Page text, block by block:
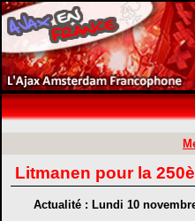
Litmanen pour la
Actualité : Lundi 10